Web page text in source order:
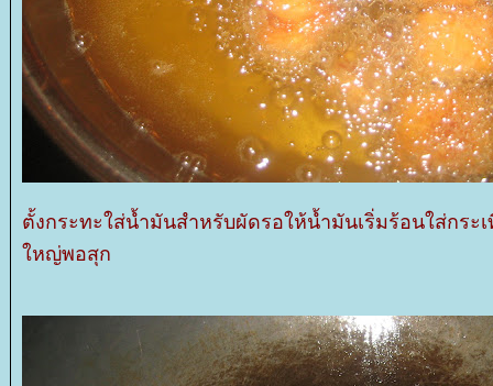
ตั้งกระทะใส่น้ำมันสำหรับผัดรอให้น้ำมันเริ่มร้อนใส่กร
หญ่พอสุก